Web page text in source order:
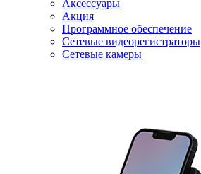
Аксессуары
Акция
Программное обеспечение
Сетевые видеорегистраторы
Сетевые камеры